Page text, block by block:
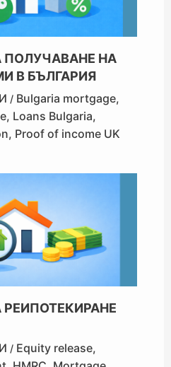
ПОЛУЧАВАНЕ НА
В БЪЛГАРИЯ
/ Bulgaria mortgage,
, Loans Bulgaria,
, Proof of income UK
/ Equity release,